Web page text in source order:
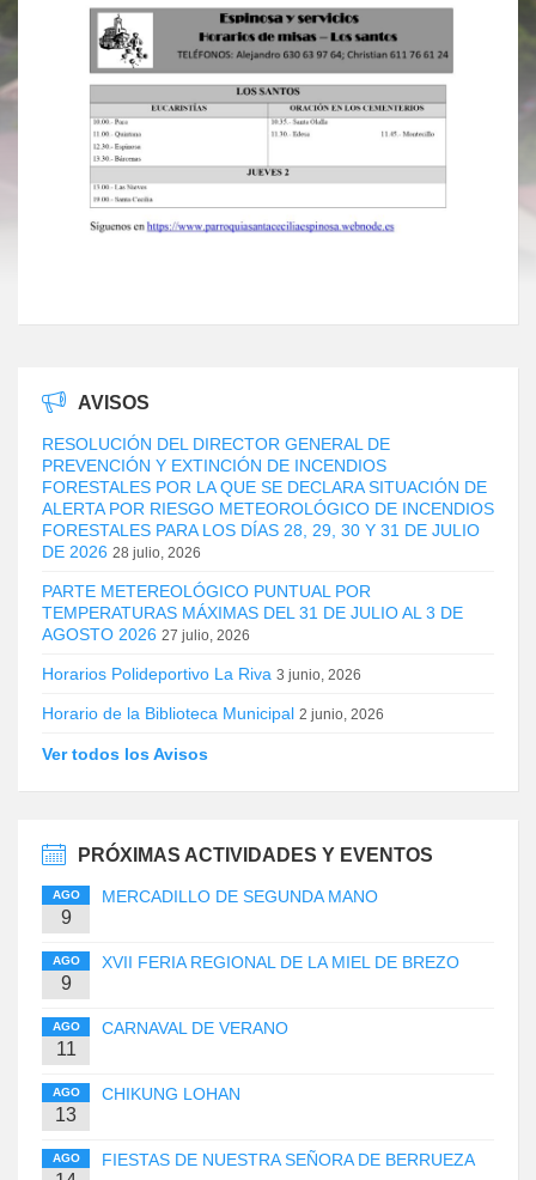
AVISOS
RESOLUCIÓN DEL DIRECTOR GENERAL DE
PREVENCIÓN Y EXTINCIÓN DE INCENDIOS
FORESTALES POR LA QUE SE DECLARA SITUACIÓN DE
ALERTA POR RIESGO METEOROLÓGICO DE INCENDIOS
FORESTALES PARA LOS DÍAS 28, 29, 30 Y 31 DE JULIO
DE 2026 28 julio, 2026
PARTE METEREOLÓGICO PUNTUAL POR
TEMPERATURAS MÁXIMAS DEL 31 DE JULIO AL 3 DE
AGOSTO 2026 27 julio, 2026
Horarios Polideportivo La Riva 3 junio, 2026
Horario de la Biblioteca Municipal 2 junio, 2026
Ver todos los Avisos
PRÓXIMAS ACTIVIDADES Y EVENTOS
AGO
9
MERCADILLO DE SEGUNDA MANO
AGO
9
XVII FERIA REGIONAL DE LA MIEL DE BREZO
AGO
11
CARNAVAL DE VERANO
AGO
13
CHIKUNG LOHAN
AGO FIESTAS DE NUESTRA SEÑORA DE BERRUEZA